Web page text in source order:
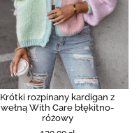
Krótki rozpinany kardigan z
wełną With Care błękitno-
różowy